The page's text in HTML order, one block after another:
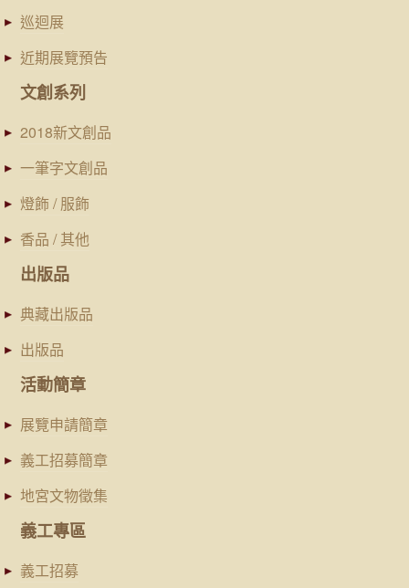
巡迴展
近期展覽預告
文創系列
2018新文創品
一筆字文創品
燈飾 / 服飾
香品 / 其他
出版品
典藏出版品
出版品
活動簡章
展覽申請簡章
義工招募簡章
地宮文物徵集
義工專區
義工招募